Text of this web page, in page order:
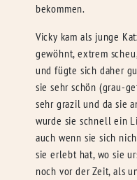
bekommen.
Vicky kam als junge
gewöhnt, extrem
und fügte sich daher
sie sehr schön (grau-
sehr grazil und da sie
wurde sie schnell ein
auch wenn sie sich
sie erlebt hat, wo sie
noch vor der Zeit, als